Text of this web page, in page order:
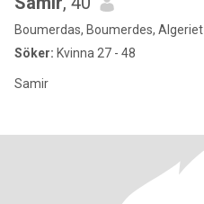
Boumerdas, Boumerdes, Algeriet
Söker: Kvinna 27 - 48
Samir